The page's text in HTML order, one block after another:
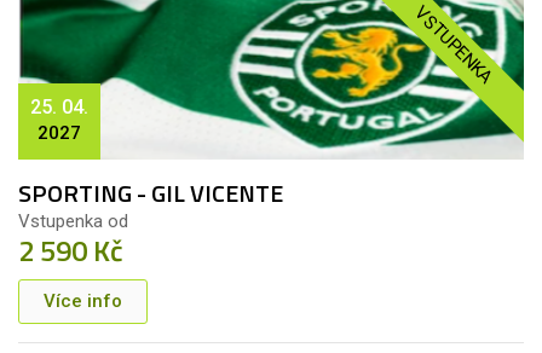
VSTUPENKA
25. 04.
2027
SPORTING - GIL VICENTE
Vstupenka od
2 590 Kč
Více info